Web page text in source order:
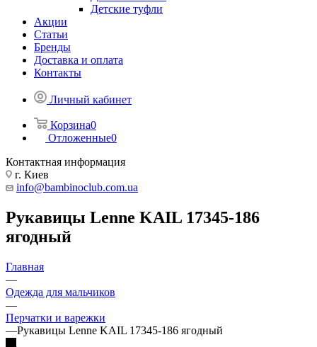
Детские туфли
Акции
Статьи
Бренды
Доставка и оплата
Контакты
Личный кабинет
Корзина0
Отложенные0
Контактная информация
г. Киев
info@bambinoclub.com.ua
Рукавицы Lenne KAIL 17345-186
ягодный
Главная
—
Одежда для мальчиков
—
Перчатки и варежки
—Рукавицы Lenne KAIL 17345-186 ягодный